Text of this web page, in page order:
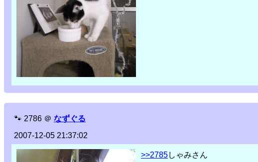
🐾 2786 ＠ なずぐる
2007-12-05 21:37:02
>>2785しゃみさん